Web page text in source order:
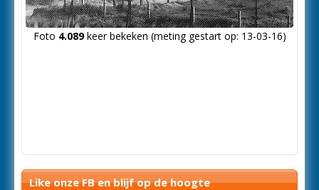
Foto 4.089keer bekeken (meting gestart op: 13-03-16)
Like onze FB en blijf op de hoogte